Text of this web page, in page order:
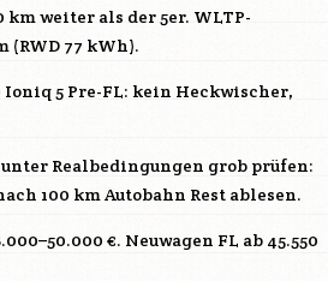
weiter als der 5er. WLTP-
(RWD 77 kWh).
5 Pre-FL: kein Heckwischer,
Realbedingungen grob prüfen:
100 km Autobahn Rest ablesen.
€. Neuwagen FL ab 45.550